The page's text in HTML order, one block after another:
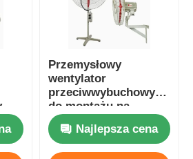
Przemysłowy
wentylator
przeciwwybuchowy
do montażu na
ścianie / podłodze
Najlepsza cena